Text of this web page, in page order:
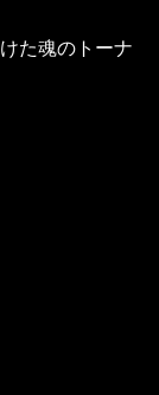
た魂のトーナ